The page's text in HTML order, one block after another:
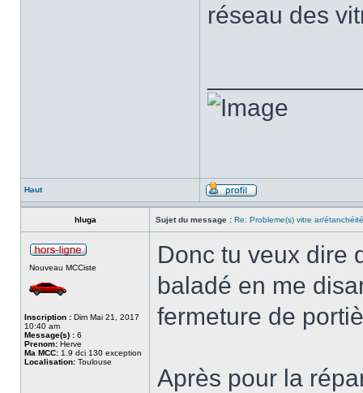
réseau des
Haut
hluga Sujet du message : Re: Probleme(s) vitre ar/
Nouveau MCCiste
Inscription : Dim Mai 21, 2017
10:40 am
Message(s) : 6
Prenom: Herve
Ma MCC: 1.9 dci 130 exception
Localisation: Toulouse
Donc tu veux dire
baladé en me
fermeture de
Après pour la